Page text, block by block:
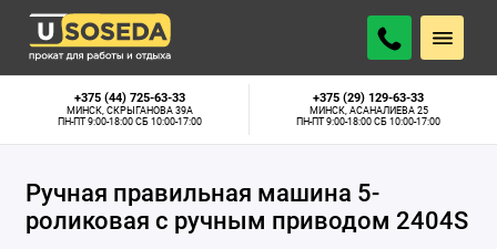
+375 (44) 725-63-33
МИНСК, СКРЫГАНОВА 39А
ПН-ПТ 9:00-18:00 СБ 10:00-17:00
+375 (29) 129-63-33
МИНСК, АСАНАЛИЕВА 25
ПН-ПТ 9:00-18:00 СБ 10:00-17:00
Ручная правильная машина 5-
роликовая с ручным приводом 2404S
Минск, Скрыганова 39А:
Нет в наличии
Минск, Асаналиева 25: Нет в наличии
ПОДОБРАТЬ АНАЛОГ